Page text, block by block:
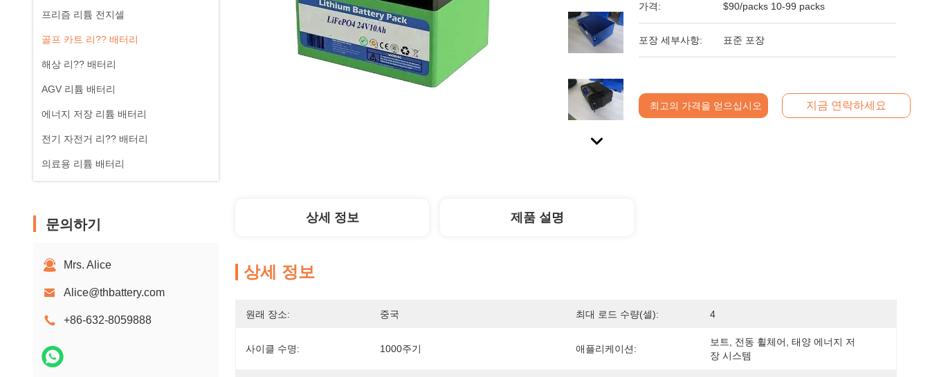
프리즘 리튬 전지셀
골프 카트 리?? 배터리
해상 리?? 배터리
AGV 리튬 배터리
에너지 저장 리튬 배터리
전기 자전거 리?? 배터리
의료용 리튬 배터리
문의하기
Mrs. Alice
Alice@thbattery.com
+86-632-8059888
가격: $90/packs 10-99 packs
포장 세부사항: 표준 포장
최고의 가격을 얻으십시오 지금 연락하세요
상세 정보 제품 설명
상세 정보
원래 장소: 중국 최대 로드 수량(셀): 4
사이클 수명: 1000주기 애플리케이션:
보트, 전동 휠체어, 태양 에너지 저
장 시스템